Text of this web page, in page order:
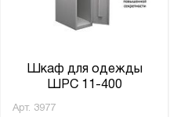
Шкаф для одежды
ШРС 11-400
Арт. 3977